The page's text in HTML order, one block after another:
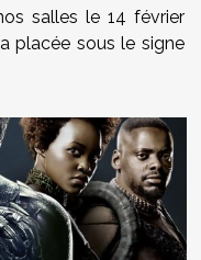
salles le 14 février
placée sous le signe